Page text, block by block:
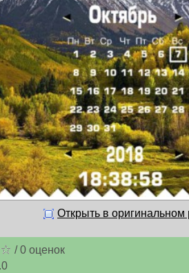
Открыть в оригинальном
/0оценок